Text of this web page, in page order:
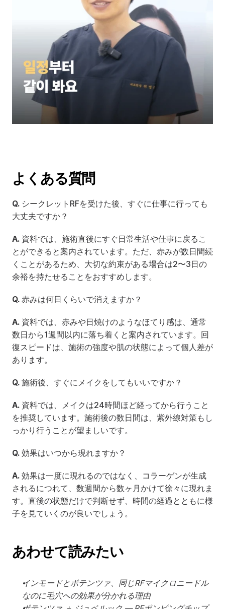
よくある質問
Q. シークレットRFを受けた後、すぐに仕事に行っても
大丈夫ですか？
A. 資料では、施術直後にすぐ日常生活や仕事に戻るこ
とができると案内されています。ただ、赤みが数日間続
くことがあるため、大切な約束がある場合は2〜3日の
余裕を持たせることをおすすめします。
Q. 赤みは何日くらいで消えますか？
A. 資料では、赤みや日焼けのようなほてり感は、通常
数日から1週間以内に落ち着くと案内されています。回
復スピードは、施術の強度や肌の状態によって個人差が
あります。
Q. 施術後、すぐにメイクをしてもいいですか？
A. 資料では、メイクは24時間ほど経ってから行うこと
を推奨しています。施術後の数日間は、紫外線対策もし
っかり行うことが望ましいです。
Q. 効果はいつから現れますか？
A. 効果は一度に現れるのではなく、コラーゲンが生成
されるにつれて、数週間から数ヶ月かけて徐々に現れま
す。直後の状態だけで判断せず、時間の経過とともに様
子を見ていくのが良いでしょう。
あわせて読みたい
インモードとポテンツァ、同じRFマイクロニードル
なのに毛穴への効果が分かれる理由